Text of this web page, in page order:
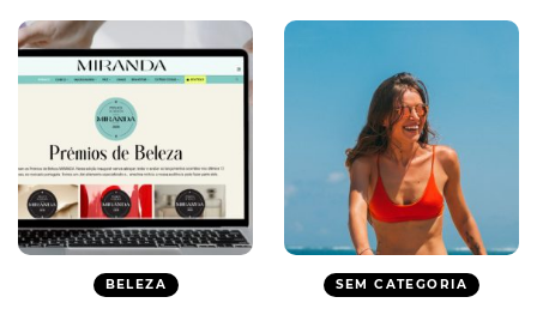
BELEZA SEM CATEGORIA